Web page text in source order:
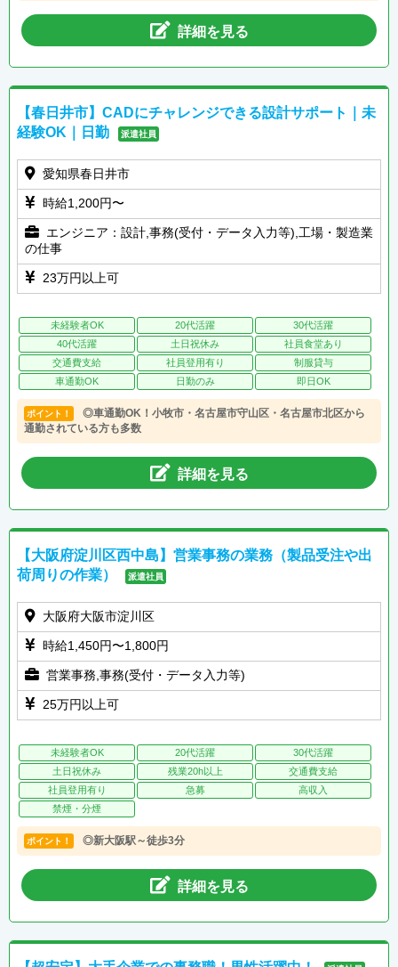
詳細を見る
【春日井市】CADにチャレンジできる設計サポート｜未
経験OK｜日勤
派遣社員
愛知県春日井市
時給1,200円〜
エンジニア：設計,事務(受付・データ入力等),工場・製造業
の仕事
23万円以上可
未経験者OK 20代活躍
30代活躍
40代活躍
土日祝休み
社員食堂あり
交通費支給
社員登用有り
制服貸与
車通勤OK
日勤のみ 即日OK
ポイント！
◎車通勤OK！小牧市・名古屋市守山区・名古屋市北区から
通勤されている方も多数
詳細を見る
【大阪府淀川区西中島】営業事務の業務（製品受注や出
荷周りの作業）
派遣社員
大阪府大阪市淀川区
時給1,450円〜1,800円
営業事務,事務(受付・データ入力等)
25万円以上可
未経験者OK 20代活躍
30代活躍
土日祝休み
残業20h以上
交通費支給
社員登用有り
急募
高収入
禁煙・分煙
ポイント！ ◎新大阪駅～徒歩3分
詳細を見る